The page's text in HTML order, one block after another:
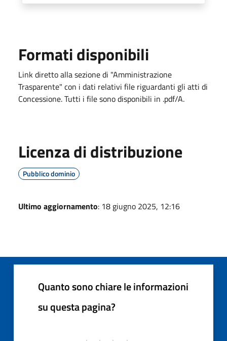
Formati disponibili
Link diretto alla sezione di "Amministrazione
Trasparente" con i dati relativi file riguardanti gli atti di
Concessione. Tutti i file sono disponibili in .pdf/A.
Licenza di distribuzione
Pubblico dominio
Ultimo aggiornamento: 18 giugno 2025, 12:16
Quanto sono chiare le informazioni
su questa pagina?